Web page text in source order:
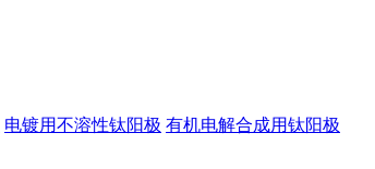
电镀用不溶性钛阳极 有机电解合成用钛阳极